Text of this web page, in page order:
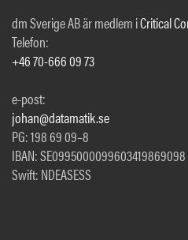
dm Sverige AB är medlem iCritical
Telefon:
+46 70-666 09 73
e-post:
johan@datamatik.se
PG: 198 69 09–8
IBAN: SE0995000099603419869098
Swift: NDEASESS